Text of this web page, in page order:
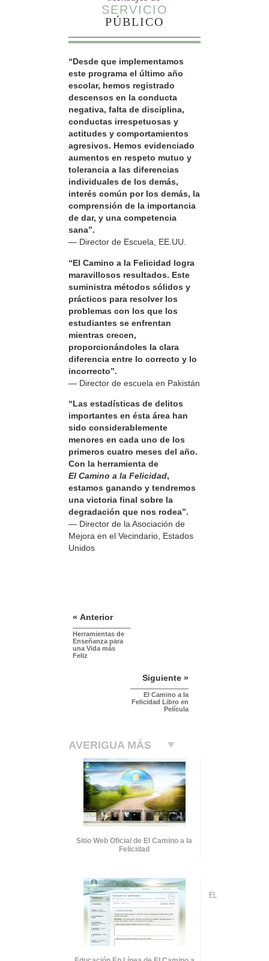
SERVICIO
PÚBLICO
“Desde que implementamos
este programa el último año
escolar, hemos registrado
descensos en la conducta
negativa, falta de disciplina,
conductas irrespetuosas y
actitudes y comportamientos
agresivos. Hemos evidenciado
aumentos en respeto mutuo y
tolerancia a las diferencias
individuales de los demás,
interés común por los demás, la
comprensión de la importancia
de dar, y una competencia
sana”.
— Director de Escuela, EE.UU.
“El Camino a la Felicidad logra
maravillosos resultados. Este
suministra métodos sólidos y
prácticos para resolver los
problemas con los que los
estudiantes se enfrentan
mientras crecen,
proporcionándoles la clara
diferencia entre lo correcto y lo
incorrecto”.
— Director de escuela en Pakistán
“Las estadísticas de delitos
importantes en ésta área han
sido considerablemente
menores en cada uno de los
primeros cuatro meses del año.
Con la herramienta de
El Camino a la Felicidad,
estamos ganando y tendremos
una victoria final sobre la
degradación que nos rodea”.
— Director de la Asociación de
Mejora en el Vecindario, Estados
Unidos
« Anterior
Herramientas de
Enseñanza para
una Vida más
Feliz
Siguiente »
El Camino a la
Felicidad Libro en
Película
AVERIGUA MÁS
Sitio Web Oficial de El Camino a la
Felicidad
EL